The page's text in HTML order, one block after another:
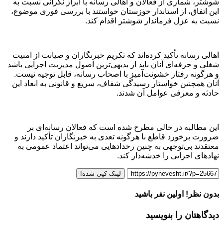
شوشتر، شماری از فعالان و اهالی رسانه با ابراز نگرانی نسبت به
این اتفاق، از استاندار خوزستان خواستند با بررسی فوری موضوع،
نسبت به عزل فرماندار شوشتر اقدام کند.
اهالی رسانه تأکید کرده‌اند که تکریم خبرنگاران و صیانت از امنیت
شغلی و حرفه‌ای آنان باید از بدیهی‌ترین اصول مدیریت اجرایی باشد
و هرگونه رفتار خشونت‌آمیز با اصحاب رسانه، قابل توجیه نیست.
آنان همچنین خواستار رسیدگی شفاف، سریع و قانونی به ابعاد این
حادثه و معرفی عوامل آن شدند.
این مطالبه در حالی مطرح شده است که فعالان رسانه‌ای بر
ضرورت برخورد قاطع با هرگونه تعدی به خبرنگاران تأکید دارند و
معتقدند بی‌توجهی به چنین رخدادهایی می‌تواند اعتماد عمومی به
نهادهای اجرایی را خدشه‌دار کند.
لینک کپی شده!
بدون نظر! اولین نفر باشید
دیدگاهتان را بنویسید